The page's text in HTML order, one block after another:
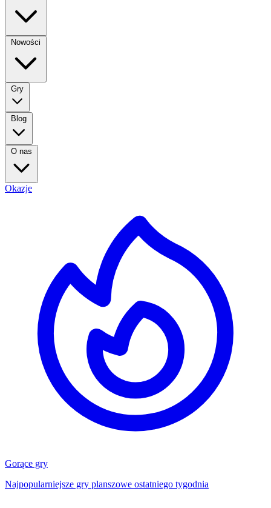
Nowości
Gry
Blog
O nas
Okazje
Gorące gry
Najpopularniejsze gry planszowe ostatniego tygodnia